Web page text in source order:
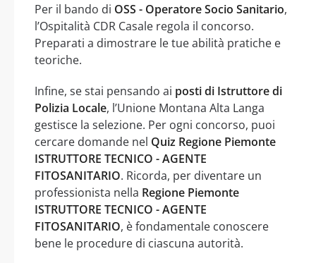
Per il bando di OSS - Operatore Socio Sanitario,
l’Ospitalità CDR Casale regola il concorso.
Preparati a dimostrare le tue abilità pratiche e
teoriche.
Infine, se stai pensando ai posti di Istruttore di
Polizia Locale, l’Unione Montana Alta Langa
gestisce la selezione. Per ogni concorso, puoi
cercare domande nel Quiz Regione Piemonte
ISTRUTTORE TECNICO - AGENTE
FITOSANITARIO. Ricorda, per diventare un
professionista nella Regione Piemonte
ISTRUTTORE TECNICO - AGENTE
FITOSANITARIO, è fondamentale conoscere
bene le procedure di ciascuna autorità.